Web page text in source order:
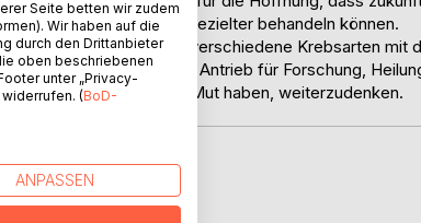
früher erkennen und gezielter behandeln können.
Grundwissen über verschiedene Krebsarten mit
als ein Gefühl, sie ist der Antrieb für Forschung,
wo Menschen den Mut haben, weiterzudenken.
BEIBoD
Seite betten wir zudem
Wir haben auf die
durch den Drittanbieter
oben beschriebenen
unter „Privacy-
(BoD-
ANPASSEN